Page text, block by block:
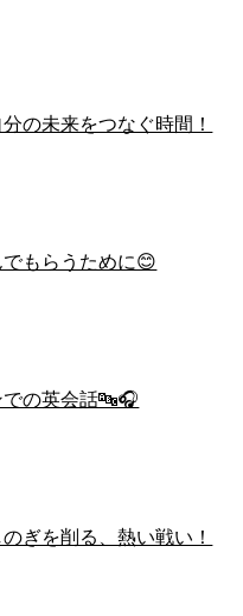
の未来をつなぐ時間！
もらうために😊
の英会話🔤🎧
ぎを削る、熱い戦い！